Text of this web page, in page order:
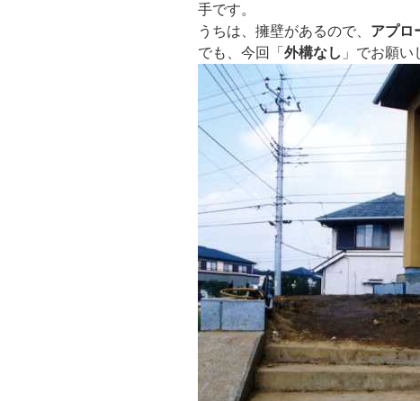
手です。
うちは、擁壁があるので、 アプロ
でも、今回「 外構なし 」でお願